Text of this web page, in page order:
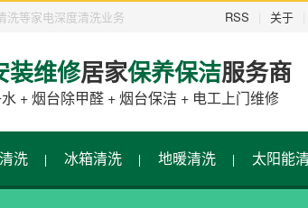
RSS 关于
洗等家电深度清洗业务
装维修居家保养保洁服务商
+烟台除甲醛 +烟台保洁 + 电工上门维修
洗 冰箱清洗 地暖清洗 太阳能